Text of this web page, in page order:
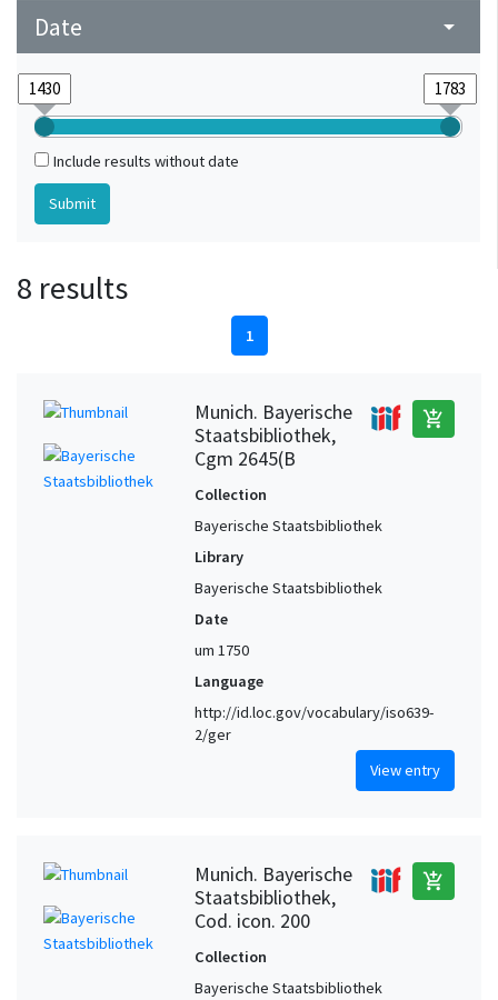
Date arrow_drop_down
Include results without date
8 results
1
Munich. Bayerische
Staatsbibliothek,
Cgm 2645(B
add_shopping_cart
Collection
Bayerische Staatsbibliothek
Library
Bayerische Staatsbibliothek
Date
um 1750
Language
http://id.loc.gov/vocabulary/iso639-
2/ger
View entry
Munich. Bayerische
Staatsbibliothek,
Cod. icon. 200
add_shopping_cart
Collection
Bayerische Staatsbibliothek